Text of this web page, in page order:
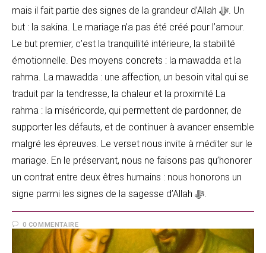
mais il fait partie des signes de la grandeur d’Allah ﷻ. Un
but : la sakina. Le mariage n’a pas été créé pour l’amour.
Le but premier, c’est la tranquillité intérieure, la stabilité
émotionnelle. Des moyens concrets : la mawadda et la
rahma. La mawadda : une affection, un besoin vital qui se
traduit par la tendresse, la chaleur et la proximité La
rahma : la miséricorde, qui permettent de pardonner, de
supporter les défauts, et de continuer à avancer ensemble
malgré les épreuves. Le verset nous invite à méditer sur le
mariage. En le préservant, nous ne faisons pas qu’honorer
un contrat entre deux êtres humains : nous honorons un
signe parmi les signes de la sagesse d’Allah ﷻ.
0 COMMENTAIRE